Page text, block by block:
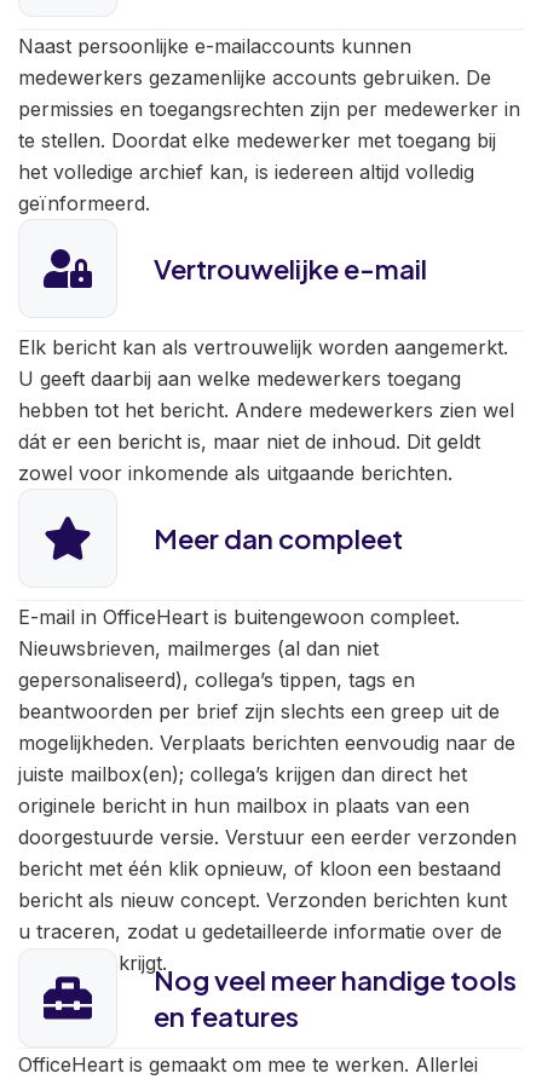
Naast persoonlijke e-mailaccounts kunnen
medewerkers gezamenlijke accounts gebruiken. De
permissies en toegangsrechten zijn per medewerker in
te stellen. Doordat elke medewerker met toegang bij
het volledige archief kan, is iedereen altijd volledig
geïnformeerd.
Vertrouwelijke e-mail
Elk bericht kan als vertrouwelijk worden aangemerkt.
U geeft daarbij aan welke medewerkers toegang
hebben tot het bericht. Andere medewerkers zien wel
dát er een bericht is, maar niet de inhoud. Dit geldt
zowel voor inkomende als uitgaande berichten.
Meer dan compleet
E-mail in OfficeHeart is buitengewoon compleet.
Nieuwsbrieven, mailmerges (al dan niet
gepersonaliseerd), collega’s tippen, tags en
beantwoorden per brief zijn slechts een greep uit de
mogelijkheden. Verplaats berichten eenvoudig naar de
juiste mailbox(en); collega’s krijgen dan direct het
originele bericht in hun mailbox in plaats van een
doorgestuurde versie. Verstuur een eerder verzonden
bericht met één klik opnieuw, of kloon een bestaand
bericht als nieuw concept. Verzonden berichten kunt
u traceren, zodat u gedetailleerde informatie over de
ontvanger krijgt.Nog veel meer handige tools
en features
OfficeHeart is gemaakt om mee te werken. Allerlei